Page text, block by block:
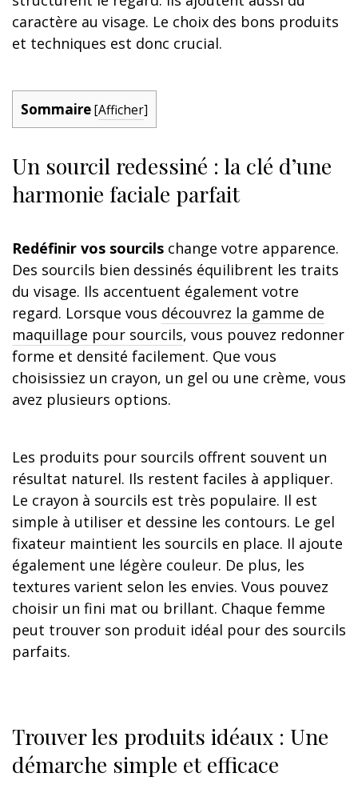
caractère au visage. Le choix des bons produits
et techniques est donc crucial.
Sommaire[Afficher]
Un sourcil redessiné : la clé d’une
harmonie faciale parfait
Redéfinir vos sourcils change votre apparence.
Des sourcils bien dessinés équilibrent les traits
du visage. Ils accentuent également votre
regard. Lorsque vous découvrez la gamme de
maquillage pour sourcils, vous pouvez redonner
forme et densité facilement. Que vous
choisissiez un crayon, un gel ou une crème, vous
avez plusieurs options.
Les produits pour sourcils offrent souvent un
résultat naturel. Ils restent faciles à appliquer.
Le crayon à sourcils est très populaire. Il est
simple à utiliser et dessine les contours. Le gel
fixateur maintient les sourcils en place. Il ajoute
également une légère couleur. De plus, les
textures varient selon les envies. Vous pouvez
choisir un fini mat ou brillant. Chaque femme
peut trouver son produit idéal pour des sourcils
parfaits.
Trouver les produits idéaux : Une
démarche simple et efficace